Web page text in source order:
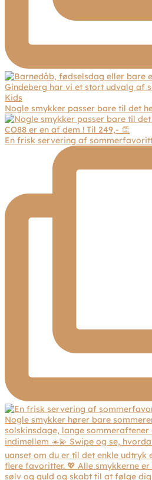
Nogle smykker passer bare til det
En frisk servering af